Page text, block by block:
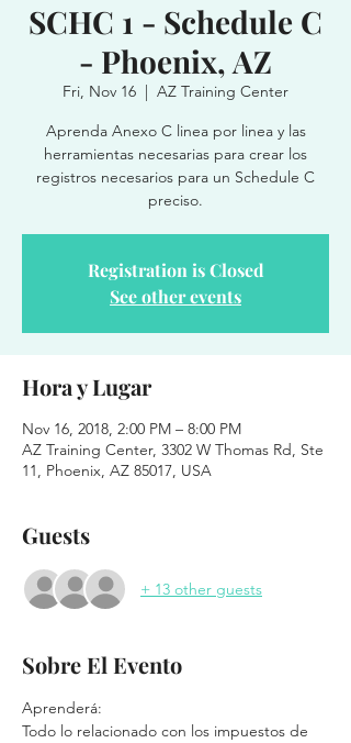
SCHC 1 - Schedule C
- Phoenix, AZ
Fri, Nov 16
  |
AZ Training Center
Aprenda Anexo C linea por linea y las
herramientas necesarias para crear los
registros necesarios para un Schedule C
preciso.
Registration is Closed
See other events
Hora y Lugar
Nov 16, 2018, 2:00 PM – 8:00 PM
AZ Training Center, 3302 W Thomas Rd, Ste
11, Phoenix, AZ 85017, USA
Guests
+ 13 other guests
Sobre El Evento
Aprenderá:
Todo lo relacionado con los impuestos de